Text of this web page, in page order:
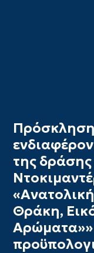
της
Θράκη,
Αρώματα»»